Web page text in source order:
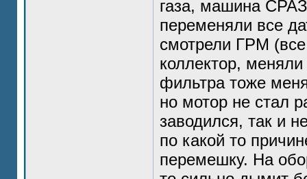
газа, машина
переменяли все
смотрели ГРМ
коллектор,
фильтра тоже
но мотор не стал
заводился, так и
по какой то
перемешку. На